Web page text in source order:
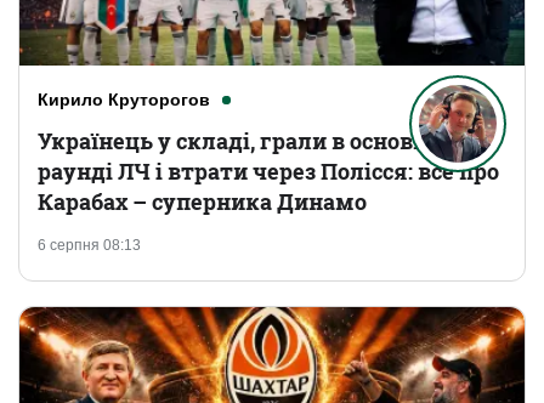
Кирило Круторогов
6 серпня 08:13
Українець у складі, грали в основному
раунді ЛЧ і втрати через Полісся: все про
Карабах – суперника Динамо